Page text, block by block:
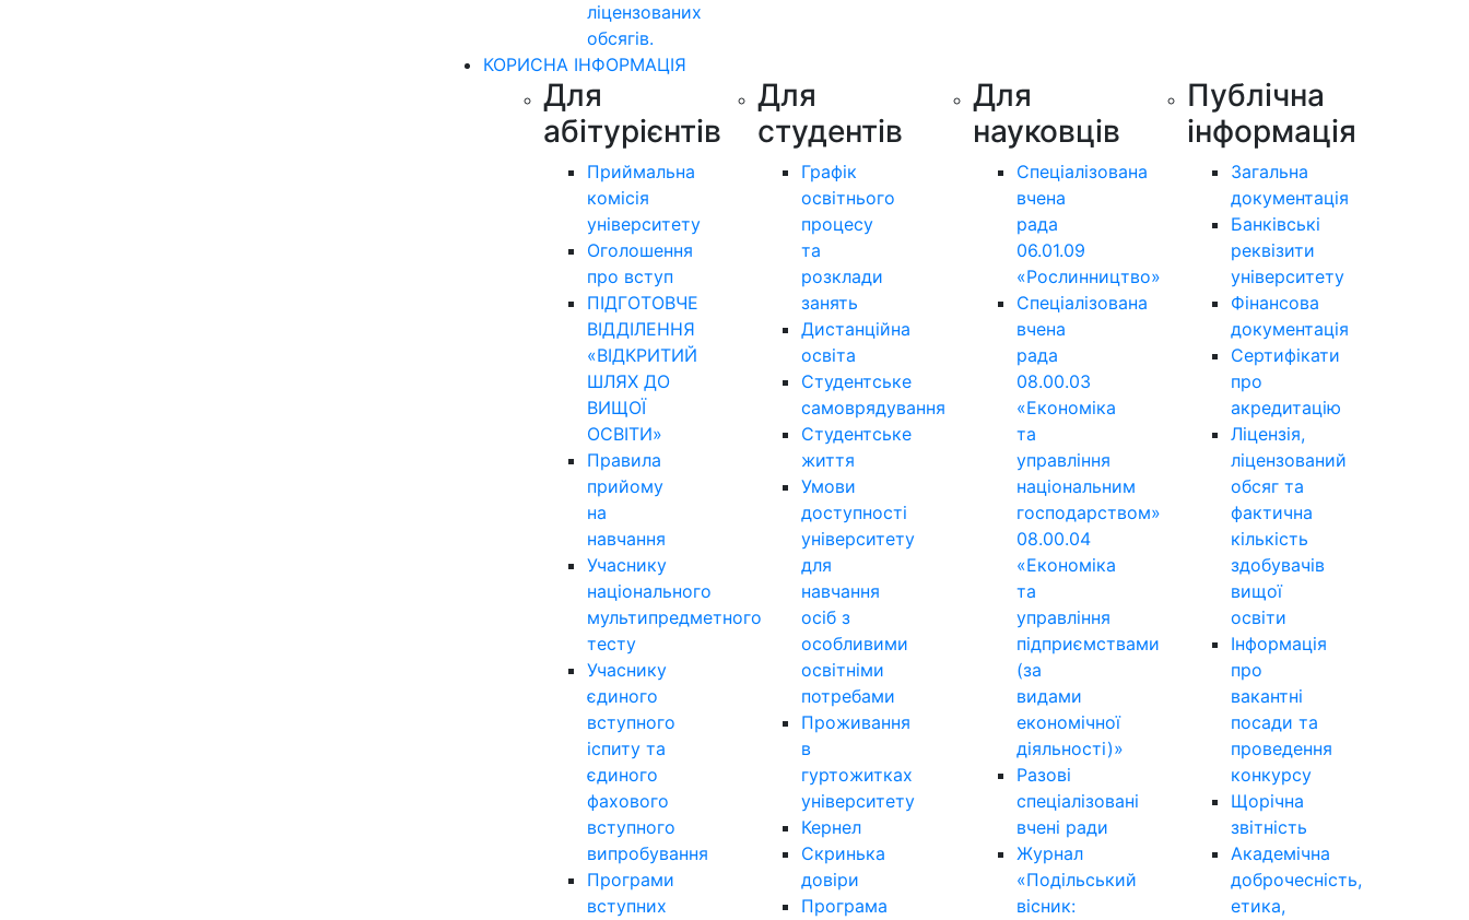
ліцензoваних
oбсягів.
КОРИСНА ІНФОРМАЦІЯ
Для
абітурієнтів
Приймальна
комісія
університету
Оголошення
про вступ
ПІДГОТОВЧЕ
ВІДДІЛЕННЯ
«ВІДКРИТИЙ
ШЛЯХ ДО
ВИЩОЇ
ОСВІТИ»
Правила
прийому
на
навчання
Учаснику
національного
мультипредметного
тесту
Учаснику
єдиного
вступного
іспиту та
єдиного
фахового
вступного
випробування
Програми
вступних
Для
студентів
Графік
освітнього
процесу
та
розклади
занять
Дистанційна
освіта
Студентське
самоврядування
Студентське
життя
Умови
доступності
університету
для
навчання
осіб з
особливими
освітніми
потребами
Проживання
в
гуртожитках
університету
Кернел
Скринька
довіри
Програма
Для
науковців
Спеціалізована
вчена
рада
06.01.09
«Рослинництво»
Спеціалізована
вчена
рада
08.00.03
«Економіка
та
управління
національним
господарством»
08.00.04
«Економіка
та
управління
підприємствами
(за
видами
економічної
діяльності)»
Разові
спеціалізовані
вчені ради
Журнал
«Подільський
вісник:
Публічна
інформація
Загальна
документація
Банківські
реквізити
університету
Фінансова
документація
Сертифікати
про
акредитацію
Ліцензія,
ліцензований
обсяг та
фактична
кількість
здобувачів
вищої
освіти
Інформація
про
вакантні
посади та
проведення
конкурсу
Щорічна
звітність
Академічна
доброчесність,
етика,